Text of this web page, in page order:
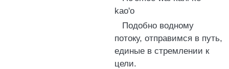
kao'o
Подобно водному
потоку, отправимся в путь,
единые в стремлении к
цели.